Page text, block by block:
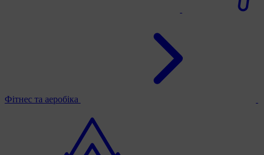
Фітнес та аеробіка